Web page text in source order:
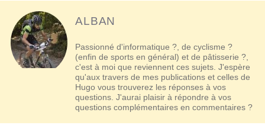
ALBAN
Passionné d'informatique ?, de cyclisme ?
(enfin de sports en général) et de pâtisserie ?,
c'est à moi que reviennent ces sujets. J'espère
qu'aux travers de mes publications et celles de
Hugo vous trouverez les réponses à vos
questions. J'aurai plaisir à répondre à vos
questions complémentaires en commentaires ?